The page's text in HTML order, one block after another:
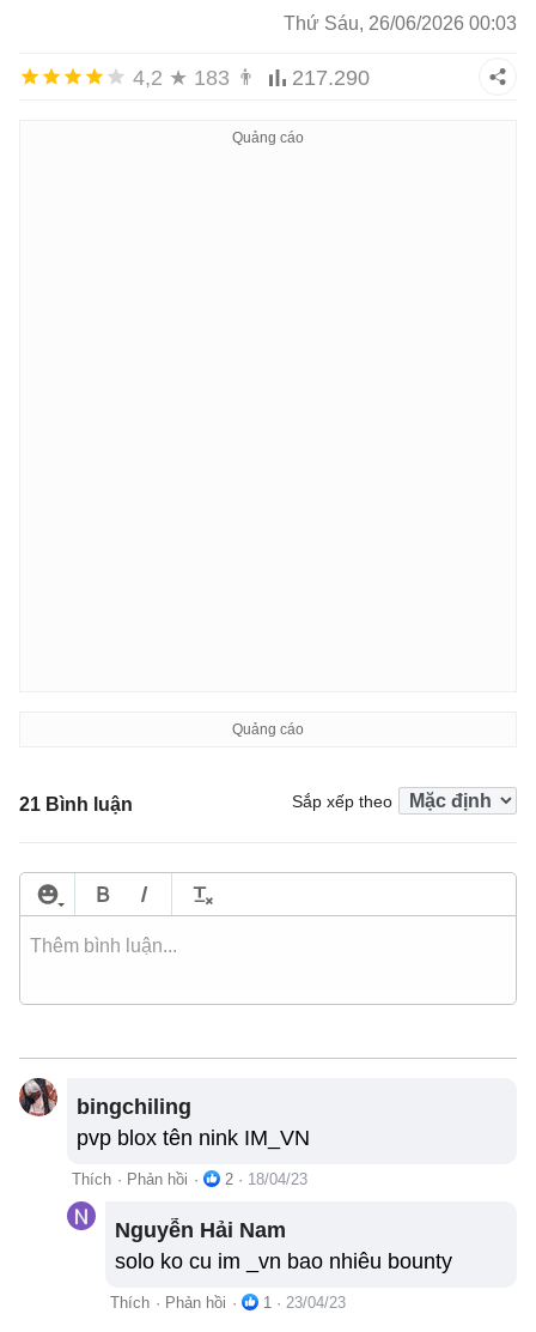
Thứ Sáu, 26/06/2026 00:03
4,2 ★ 183 👨 217.290
21 Bình luận Sắp xếp theo
bingchiling
pvp blox tên nink IM_VN
Thích · Phản hồi · 2 · 18/04/23
Nguyễn Hải Nam
solo ko cu im _vn bao nhiêu bounty
Thích · Phản hồi · 1 · 23/04/23